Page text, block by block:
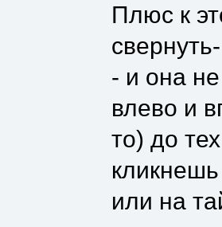
Плюс к
- и она
влево и
то) до
или на